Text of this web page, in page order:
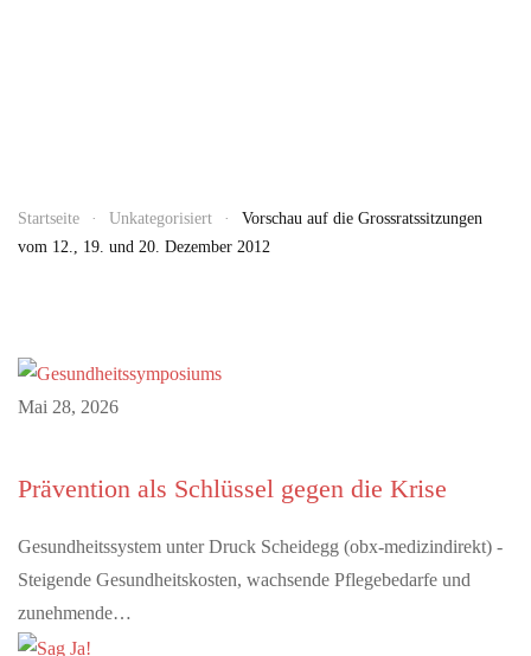
Startseite Unkategorisiert
Vorschau auf die Grossratssitzungen
vom 12., 19. und 20. Dezember 2012
Mai 28, 2026
Prävention als Schlüssel gegen die Krise
Gesundheitssystem unter Druck Scheidegg (obx-medizindirekt) -
Steigende Gesundheitskosten, wachsende Pflegebedarfe und
zunehmende…